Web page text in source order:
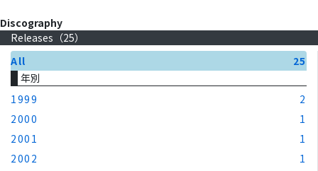
Discography
Releases（25）
All
25
年別
1999
2
2000
1
2001
1
2002
1